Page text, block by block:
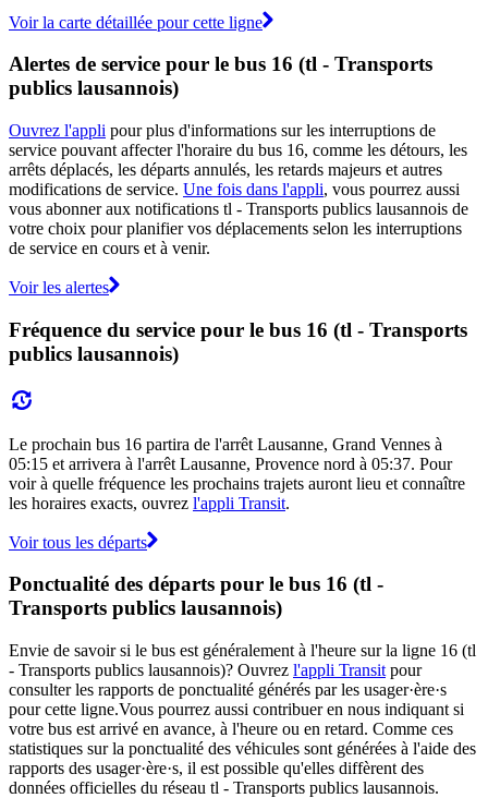
Voir la carte détaillée pour cette ligne
Alertes de service pour le bus 16 (tl - Transports
publics lausannois)
Ouvrez l'appli pour plus d'informations sur les interruptions de
service pouvant affecter l'horaire du bus 16, comme les détours, les
arrêts déplacés, les départs annulés, les retards majeurs et autres
modifications de service. Une fois dans l'appli, vous pourrez aussi
vous abonner aux notifications tl - Transports publics lausannois de
votre choix pour planifier vos déplacements selon les interruptions
de service en cours et à venir.
Voir les alertes
Fréquence du service pour le bus 16 (tl - Transports
publics lausannois)
Le prochain bus 16 partira de l'arrêt Lausanne, Grand Vennes à
05:15 et arrivera à l'arrêt Lausanne, Provence nord à 05:37. Pour
voir à quelle fréquence les prochains trajets auront lieu et connaître
les horaires exacts, ouvrez l'appli Transit.
Voir tous les départs
Ponctualité des départs pour le bus 16 (tl -
Transports publics lausannois)
Envie de savoir si le bus est généralement à l'heure sur la ligne 16 (tl
- Transports publics lausannois)? Ouvrez l'appli Transit pour
consulter les rapports de ponctualité générés par les usager·ère·s
pour cette ligne.Vous pourrez aussi contribuer en nous indiquant si
votre bus est arrivé en avance, à l'heure ou en retard. Comme ces
statistiques sur la ponctualité des véhicules sont générées à l'aide des
rapports des usager·ère·s, il est possible qu'elles diffèrent des
données officielles du réseau tl - Transports publics lausannois.